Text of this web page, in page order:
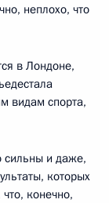
неплохо, что
в Лондоне,
видам спорта,
сильны и даже,
которых
конечно,